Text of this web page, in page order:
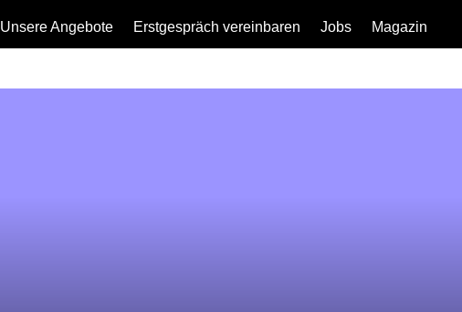
Unsere Angebote Erstgespräch vereinbaren Jobs Magazin